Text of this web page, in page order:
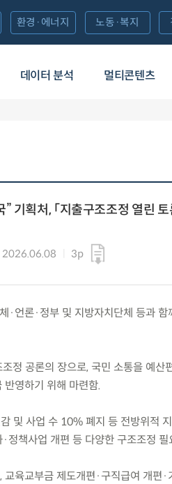
데이터 분석 멀티콘텐츠
환경·에너지 노동·복지
기획처, 「지출구조조정 열린 토
2026.06.08 3p
언론·정부 및 지방자치단체 등과 함
정 공론의 장으로, 국민 소통을 예산
영하기 위해 마련함.
및 사업 수 10% 폐지 등 전방위적
정책사업 개편 등 다양한 구조조정 필
육교부금 제도개편·구직급여 개편·